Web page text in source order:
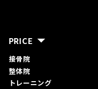
PRICE
接骨院
整体院
トレーニング